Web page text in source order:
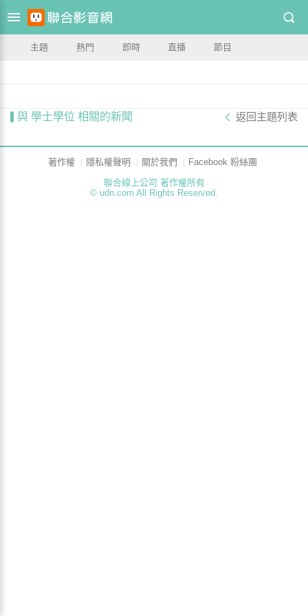
主題 熱門 即時 直播 節目
與 學士學位 相關的新聞 返回主題列表
著作權 隱私權聲明 關於我們
Facebook 粉絲團
聯合線上公司 著作權所有
© udn.com All Rights Reserved.